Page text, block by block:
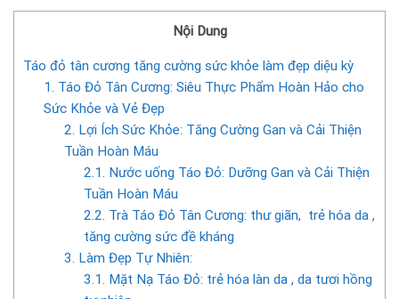
Nội Dung
Táo đỏ tân cương tăng cường sức khỏe làm đẹp diệu kỳ
1. Táo Đỏ Tân Cương: Siêu Thực Phẩm Hoàn Hảo cho
Sức Khỏe và Vẻ Đẹp
2. Lợi Ích Sức Khỏe: Tăng Cường Gan và Cải Thiện
Tuần Hoàn Máu
2.1. Nước uống Táo Đỏ: Dưỡng Gan và Cải Thiện
Tuần Hoàn Máu
2.2. Trà Táo Đỏ Tân Cương: thư giãn, trẻ hóa da ,
tăng cường sức đề kháng
3. Làm Đẹp Tự Nhiên:
3.1. Mặt Nạ Táo Đỏ: trẻ hóa làn da , da tươi hồng